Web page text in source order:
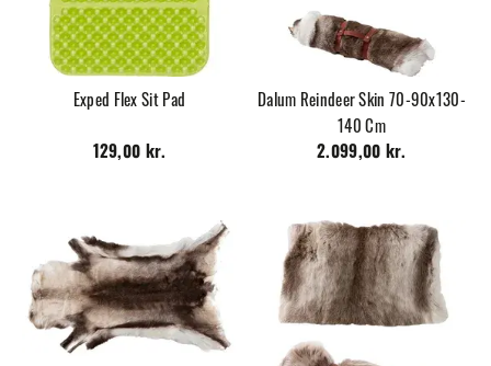
Exped Flex Sit Pad
129,00 kr.
Dalum Reindeer Skin 70-90x130-
140 Cm
2.099,00 kr.